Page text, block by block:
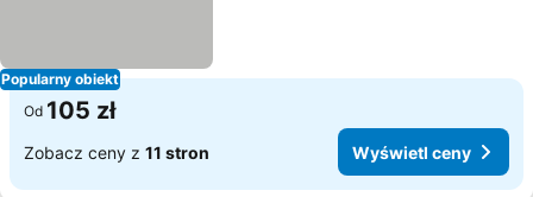
Popularny obiekt
Od 105 zł
Zobacz ceny z 11 stron Wyświetl ceny